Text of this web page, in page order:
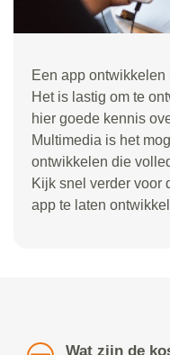
Een app
Het is lastig om te
hier goede kennis
Multimedia is het
ontwikkelen die
Kijk snel verder voor
app te laten
Wat zijn de